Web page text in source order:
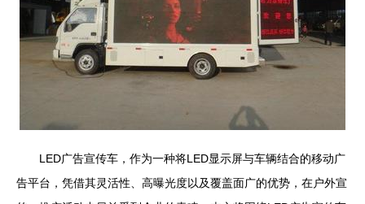
LED广告宣传车，作为一种将LED显示屏与车辆结合的移动广
告平台，凭借其灵活性、高曝光度以及覆盖面广的优势，在户外宣